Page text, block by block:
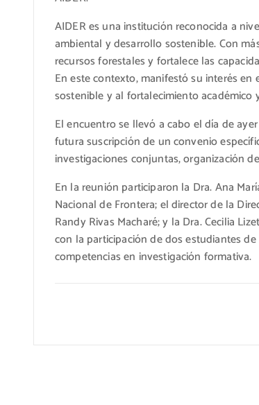
AIDER es una institución reconocida a
ambiental y desarrollo sostenible. Con
recursos forestales y fortalece las
En este contexto, manifestó su interés
sostenible y al fortalecimiento académico
El encuentro se llevó a cabo el día de
futura suscripción de un convenio
investigaciones conjuntas, organización
En la reunión participaron la Dra. Ana
Nacional de Frontera; el director de la
Randy Rivas Macharé; y la Dra. Cecilia
con la participación de dos estudiantes
competencias en investigación formativa.